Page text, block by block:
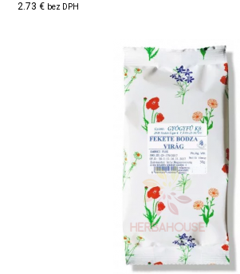
2.73 € bez DPH